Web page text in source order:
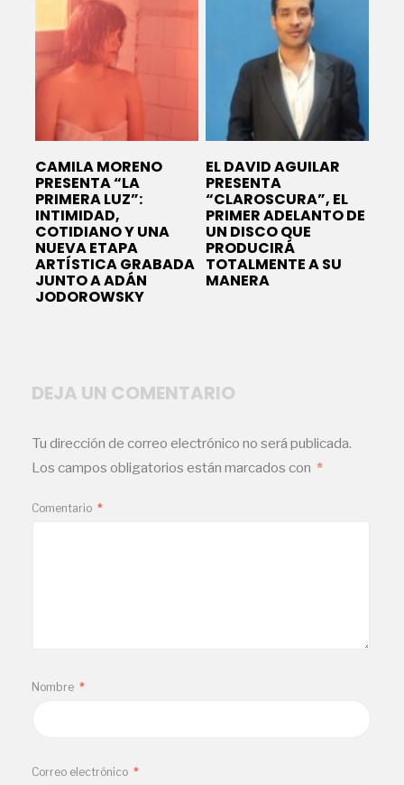
CAMILA MORENO
PRESENTA “LA
PRIMERA LUZ”:
INTIMIDAD,
COTIDIANO Y UNA
NUEVA ETAPA
ARTÍSTICA GRABADA
JUNTO A ADÁN
JODOROWSKY
EL DAVID AGUILAR
PRESENTA
“CLAROSCURA”, EL
PRIMER ADELANTO DE
UN DISCO QUE
PRODUCIRÁ
TOTALMENTE A SU
MANERA
DEJA UN COMENTARIO
Tu dirección de correo electrónico no será publicada.
Los campos obligatorios están marcados con *
Comentario *
Nombre *
Correo electrónico *